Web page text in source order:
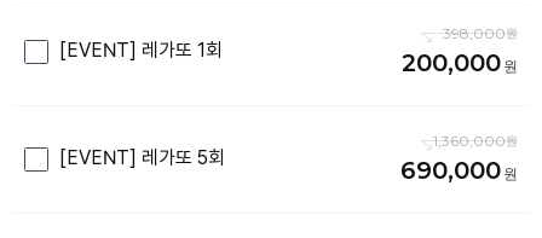
[EVENT] 레가또 1회
398,000
200,000
[EVENT] 레가또 5회
1,360,000
690,000